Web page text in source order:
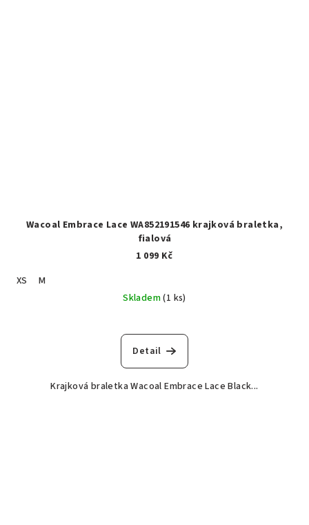
Wacoal Embrace Lace WA852191546 krajková braletka,
fialová
1 099 Kč
XS
M
Skladem(1 ks)
Detail
Krajková braletka Wacoal Embrace Lace Black...